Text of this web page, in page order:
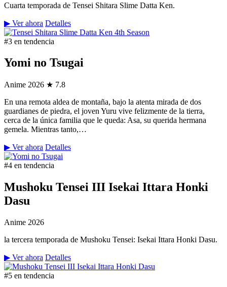
Cuarta temporada de Tensei Shitara Slime Datta Ken.
▶ Ver ahora Detalles
#3 en tendencia
Yomi no Tsugai
Anime 2026 ★ 7.8
En una remota aldea de montaña, bajo la atenta mirada de dos
guardianes de piedra, el joven Yuru vive felizmente de la tierra,
cerca de la única familia que le queda: Asa, su querida hermana
gemela. Mientras tanto,…
▶ Ver ahora Detalles
#4 en tendencia
Mushoku Tensei III Isekai Ittara Honki
Dasu
Anime 2026
la tercera temporada de Mushoku Tensei: Isekai Ittara Honki Dasu.
▶ Ver ahora Detalles
#5 en tendencia